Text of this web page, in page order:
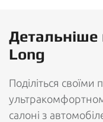
Детальніше
Long
Поділіться своїми
салоні з